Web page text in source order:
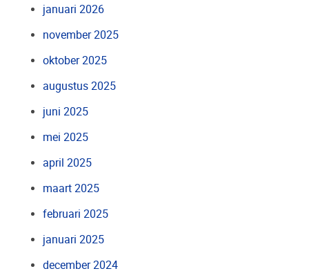
januari 2026
november 2025
oktober 2025
augustus 2025
juni 2025
mei 2025
april 2025
maart 2025
februari 2025
januari 2025
december 2024